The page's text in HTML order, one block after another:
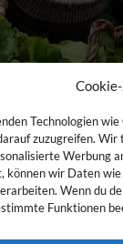
Technologien
zuzugreifen. Wir
Werbung
können wir Daten
Wenn du
Funktionen